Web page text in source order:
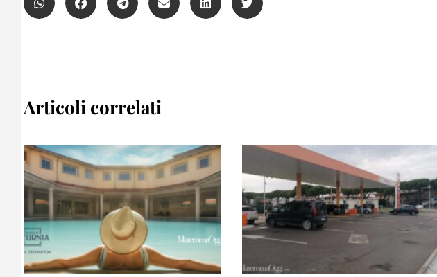
Articoli correlati